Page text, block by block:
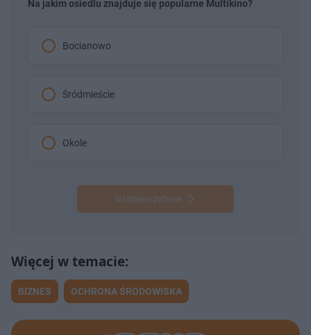
Na jakim osiedlu znajduje się popularne Multikino?
Bocianowo
Śródmieście
Okole
Następne pytanie
BIZNES OCHRONA ŚRODOWISKA